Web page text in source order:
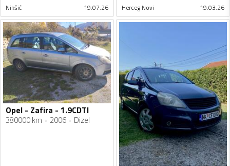
Nikšić 19.07.26 Herceg Novi 19.03.26
Opel - Zafira - 1.9CDTI
380000 km 2006 Dizel